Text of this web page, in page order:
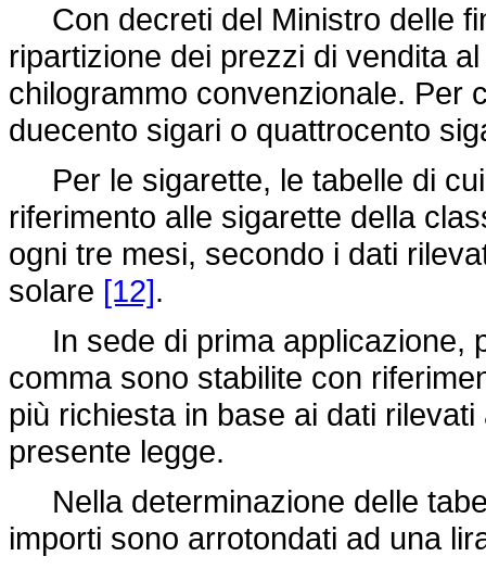
Con decreti del Ministro delle
ripartizione dei prezzi di vendita
chilogrammo convenzionale. Per
duecento sigari o quattrocento
Per le sigarette, le tabelle di
riferimento alle sigarette della
ogni tre mesi, secondo i dati
solare [12].
In sede di prima applicazione,
comma sono stabilite con
più richiesta in base ai dati
presente legge.
Nella determinazione delle
importi sono arrotondati ad una